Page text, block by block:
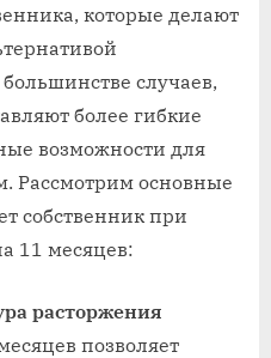
которые делают
случаев,
более гибкие
возможности для
Рассмотрим основные
собственник при
11 месяцев:
расторжения
позволяет